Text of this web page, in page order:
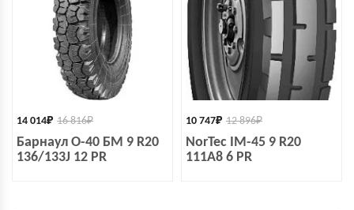
16 816₽
14 014₽
Барнаул О-40 БМ 9 R20
136/133J 12 PR
12 896₽
10 747₽
NorTec IM-45 9 R20
111A8 6 PR